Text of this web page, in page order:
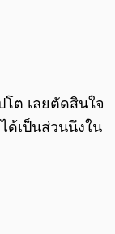
ต เลยตัดสินใจ
ด้เป็นส่วนนึงใน